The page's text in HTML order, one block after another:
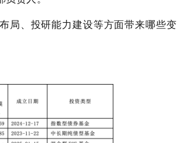
局、投研能力建设等方面带来哪些变